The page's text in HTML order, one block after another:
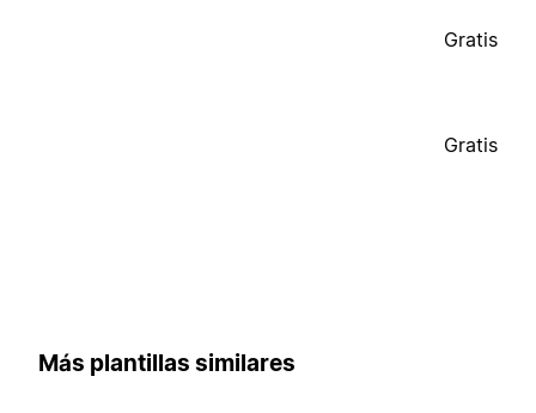
Gratis
Gratis
Más plantillas similares